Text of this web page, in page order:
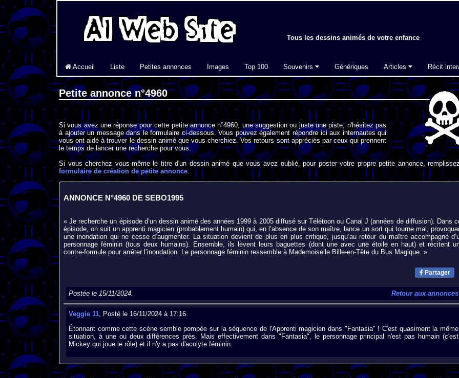
Tous les dessins animés de votre enfance
Accueil Liste Petites annonces Images Top 100 Souvenirs Génériques Articles Récit
Petite annonce n°4960
Si vous avez une réponse pour cette petite annonce n°4960, une suggestion ou juste une piste, n'hésitez pas
à ajouter un message dans le formulaire ci-dessous. Vous pouvez également répondre ici aux internautes qui
vous ont aidé à trouver le dessin animé que vous cherchiez. Vos retours sont appréciés par ceux qui prennent
le temps de lancer une recherche pour vous.
Si vous cherchez vous-même le titre d'un dessin animé que vous avez oublié, pour poster votre propre petite annonce,
formulaire de création de petite annonce.
ANNONCE N°4960 DE SEBO1995
« Je recherche un épisode d’un dessin animé des années 1999 à 2005 diffusé sur Télétoon ou Canal J (années de diffusion). Dans
épisode, on suit un apprenti magicien (probablement humain) qui, en l’absence de son maître, lance un sort qui tourne mal,
une inondation qui ne cesse d’augmenter. La situation devient de plus en plus critique, jusqu’au retour du maître accompagné
personnage féminin (tous deux humains). Ensemble, ils lèvent leurs baguettes (dont une avec une étoile en haut) et récitent
contre-formule pour arrêter l’inondation. Le personnage féminin ressemble à Mademoiselle Bille-en-Tête du Bus Magique. »
Partager
Postée le 15/11/2024. Retour aux annonces
Veggie 11, Posté le 16/11/2024 à 17:16.
Étonnant comme cette scène semble pompée sur la séquence de l'Apprenti magicien dans "Fantasia" ! C'est quasiment la même
situation, à une ou deux différences près. Mais effectivement dans "Fantasia", le personnage principal n'est pas humain (c'est
Mickey qui joue le rôle) et il n'y a pas d'acolyte féminin.